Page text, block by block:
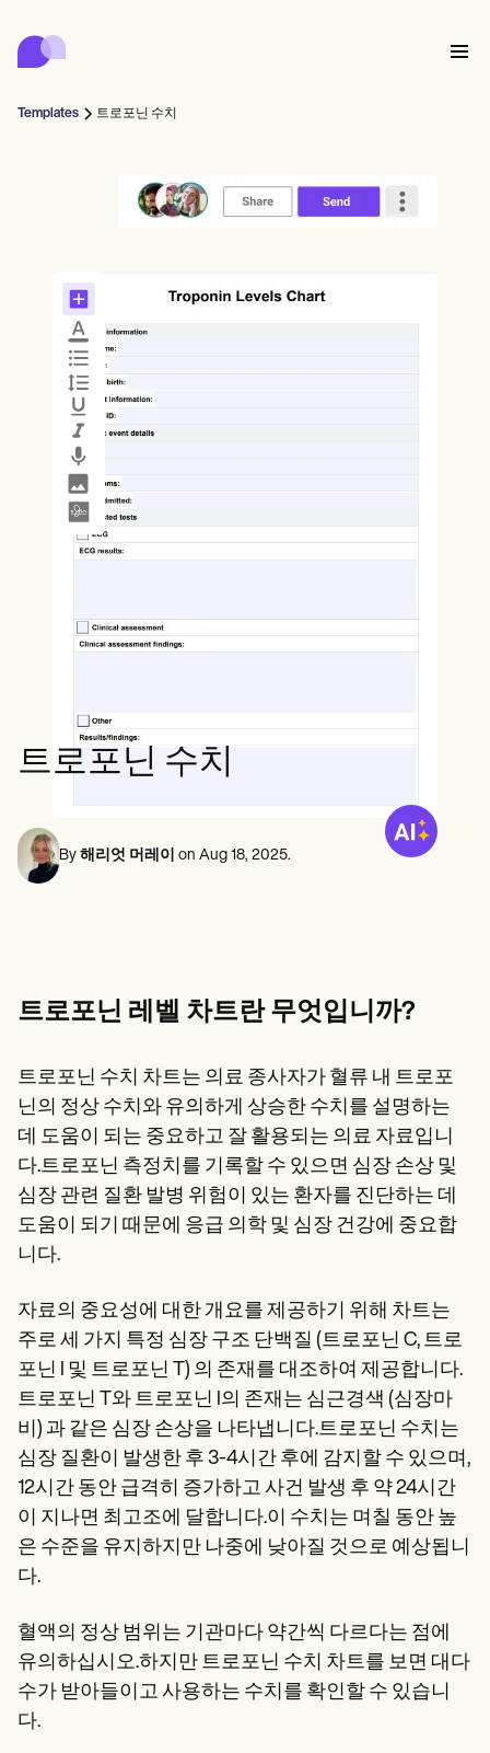
Product
스케줄링
건강 기록
Community
솔로 프랙티셔너
신규 실무자
음성 언어 병리학자
척추 지압 요법사
정신 건강 전문가
사회 복지사
영양사 및 영양사
마사지 테라피스트
작업 치료사
리소스 가이드
앱 가이드
신분증 코드
Procedure Codes
슈퍼빌 템플릿
비누 노트 템플릿
Help Center
Demos
Webinars
Switch to Carepatron
Become a Partner
Pricing
Why Carepatron?
Login
Get started
Automatic reminders
메시지
Client messaging
SMS and email
Telehealth video
In session notes
AI Scribe
Clinical notes
완료
ePrescribe
NEW
Treatment plans
Invoicing and payments
Insurance claims
병원 관리
규정 준수 및 보안
Carepatron AI
전체 워크플로우 보기
Counselors
Mental health
Psychologists
Therapists
Medical
Dentists
Nurse practitioners
Nurses
Physicians
Psychiatrists
Allied
Dietitians
Nutritionists
Occupational therapists
Physical therapists
Social workers
Speech therapists
Wellness
Acupuncturists
Chiropractors
Health coaches
Life coaches
Massage therapists
Personal trainers
Templates 트로포닌 수치
트로포닌 수치
By 해리엇 머레이 on Aug 18, 2025.
트로포닌 레벨 차트란 무엇입니까?
트로포닌 수치 차트는 의료 종사자가 혈류 내 트로포
닌의 정상 수치와 유의하게 상승한 수치를 설명하는
데 도움이 되는 중요하고 잘 활용되는 의료 자료입니
다.트로포닌 측정치를 기록할 수 있으면 심장 손상 및
심장 관련 질환 발병 위험이 있는 환자를 진단하는 데
도움이 되기 때문에 응급 의학 및 심장 건강에 중요합
니다.
자료의 중요성에 대한 개요를 제공하기 위해 차트는
주로 세 가지 특정 심장 구조 단백질 (트로포닌 C, 트로
포닌 I 및 트로포닌 T) 의 존재를 대조하여 제공합니다.
트로포닌 T와 트로포닌 I의 존재는 심근경색 (심장마
비) 과 같은 심장 손상을 나타냅니다.트로포닌 수치는
심장 질환이 발생한 후 3-4시간 후에 감지할 수 있으며,
12시간 동안 급격히 증가하고 사건 발생 후 약 24시간
이 지나면 최고조에 달합니다.이 수치는 며칠 동안 높
은 수준을 유지하지만 나중에 낮아질 것으로 예상됩니
다.
혈액의 정상 범위는 기관마다 약간씩 다르다는 점에
유의하십시오.하지만 트로포닌 수치 차트를 보면 대다
수가 받아들이고 사용하는 수치를 확인할 수 있습니
다.